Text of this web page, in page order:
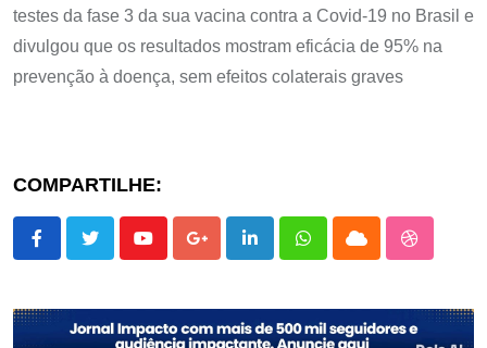
testes da fase 3 da sua vacina contra a Covid-19 no Brasil e
divulgou que os resultados mostram eficácia de 95% na
prevenção à doença, sem efeitos colaterais graves
COMPARTILHE:
YoutubeGoogle+LinkedInWhatsappCloud